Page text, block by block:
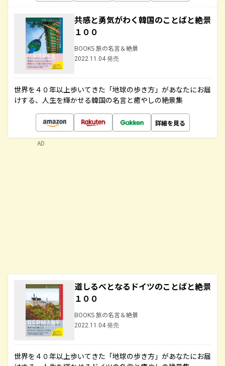
共感と勇気がわく韓国のことばと絶景
１００
BOOKS 旅の名言＆絶景
2022.11.04 発売
世界を４０年以上歩いてきた「地球の歩き方」があなたにお届
けする、人生を輝かせる韓国の名言と癒やしの絶景集
詳細を見る
道しるべとなるドイツのことばと絶景
１００
BOOKS 旅の名言＆絶景
2022.11.04 発売
世界を４０年以上歩いてきた「地球の歩き方」があなたにお届
AD